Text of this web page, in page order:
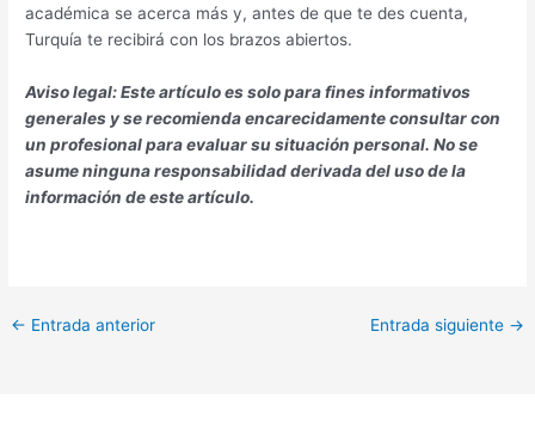
académica se acerca más y, antes de que te des cuenta,
Turquía te recibirá con los brazos abiertos.
Aviso legal: Este artículo es solo para fines informativos
generales y se recomienda encarecidamente consultar con
un profesional para evaluar su situación personal. No se
asume ninguna responsabilidad derivada del uso de la
información de este artículo.
← Entrada anterior Entrada siguiente →